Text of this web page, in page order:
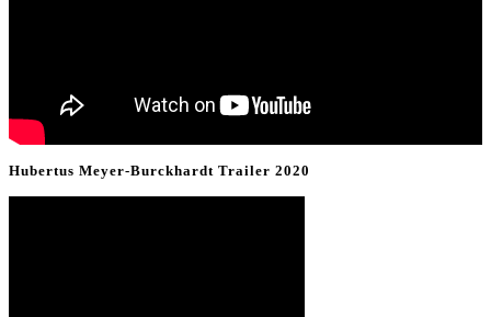
Hubertus Meyer-Burckhardt Trailer 2020